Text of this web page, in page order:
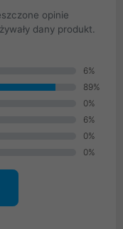
opinie
dany produkt.
6%
89%
0%
6%
0%
0%